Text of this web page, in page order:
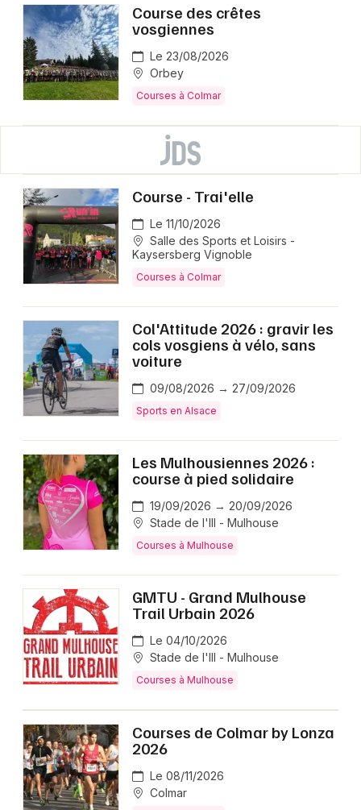
Course des crêtes
vosgiennes
Le 23/08/2026
Orbey
Courses à Colmar
Course - Trai'elle
Le 11/10/2026
Salle des Sports et Loisirs -
Kaysersberg Vignoble
Courses à Colmar
Col'Attitude 2026 : gravir les
cols vosgiens à vélo, sans
voiture
09/08/2026 → 27/09/2026
Sports en Alsace
Les Mulhousiennes 2026 :
course à pied solidaire
19/09/2026 → 20/09/2026
Stade de l'Ill - Mulhouse
Courses à Mulhouse
GMTU - Grand Mulhouse
Trail Urbain 2026
Le 04/10/2026
Stade de l'Ill - Mulhouse
Courses à Mulhouse
Courses de Colmar by Lonza
2026
Le 08/11/2026
Colmar